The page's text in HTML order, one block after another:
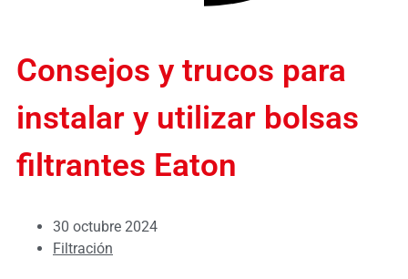
Consejos y trucos para
instalar y utilizar bolsas
filtrantes Eaton
30 octubre 2024
Filtración